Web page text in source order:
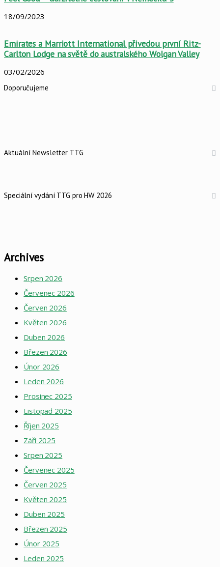
18/09/2023
Emirates a Marriott International přivedou první Ritz-
Carlton Lodge na světě do australského Wolgan Valley
03/02/2026
Doporučujeme
Aktuální Newsletter TTG
Speciální vydání TTG pro HW 2026
Archives
Srpen 2026
Červenec 2026
Červen 2026
Květen 2026
Duben 2026
Březen 2026
Únor 2026
Leden 2026
Prosinec 2025
Listopad 2025
Říjen 2025
Září 2025
Srpen 2025
Červenec 2025
Červen 2025
Květen 2025
Duben 2025
Březen 2025
Únor 2025
Leden 2025